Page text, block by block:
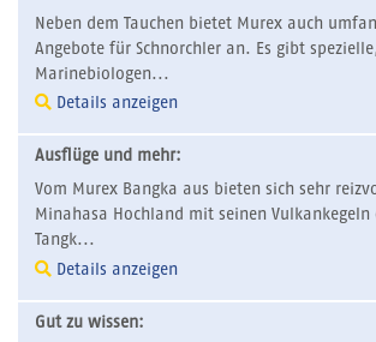
Neben dem Tauchen bietet Murex auch
Angebote für Schnorchler an. Es gibt
Marinebiologen...
Details anzeigen
Ausflüge und mehr:
Vom Murex Bangka aus bieten sich sehr
Minahasa Hochland mit seinen Vulkankegeln
Tangk...
Details anzeigen
Gut zu wissen: